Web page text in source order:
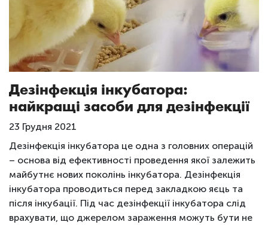
Дезінфекція інкубатора:
найкращі засоби для дезінфекції
23 Грудня 2021
Дезінфекція інкубатора це одна з головних операцій
– основа від ефективності проведення якої залежить
майбутнє нових поколінь інкубатора. Дезінфекція
інкубатора проводиться перед закладкою яєць та
після інкубації. Під час дезінфекції інкубатора слід
врахувати, що джерелом зараження можуть бути не